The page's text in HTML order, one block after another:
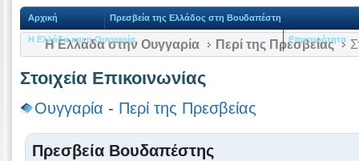
Αρχική Πρεσβεία της Ελλάδος στη Βουδαπέστη
Η Ελλάδα και η Ουγγαρία Επικαιρότητα
Η Ελλάδα στην Ουγγαρία Περί της Πρεσβείας
Στοιχεία Επικοινωνίας
Ουγγαρία - Περί της Πρεσβείας
Πρεσβεία Βουδαπέστης